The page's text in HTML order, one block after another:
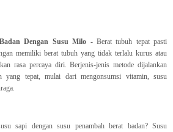
Dengan Susu Milo - Berat tubuh tepat pasti
memiliki berat tubuh yang tidak terlalu kurus atau
rasa percaya diri. Berjenis-jenis metode dijalankan
yang tepat, mulai dari mengonsumsi vitamin, susu
sapi dengan susu penambah berat badan? Susu